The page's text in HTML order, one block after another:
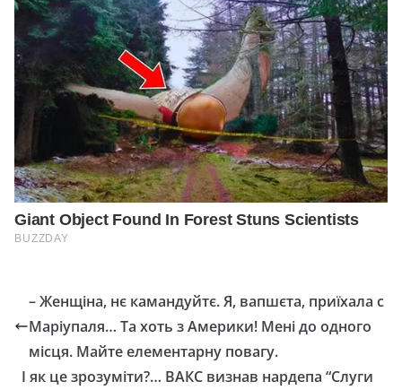
– Женщіна, нє камандуйтє. Я, вапшєта, приїхала с
Маріупаля… Та хоть з Америки! Мені до одного
місця. Майте елементарну повагу.
І як це зрозуміти?… ВАКС визнав нардепа “Слуги